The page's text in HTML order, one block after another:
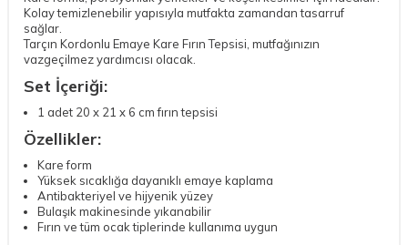
Kolay temizlenebilir yapısıyla mutfakta zamandan tasarruf
sağlar.
Tarçın Kordonlu Emaye Kare Fırın Tepsisi, mutfağınızın
vazgeçilmez yardımcısı olacak.
Set İçeriği:
1 adet 20 x 21 x 6 cm fırın tepsisi
Özellikler:
Kare form
Yüksek sıcaklığa dayanıklı emaye kaplama
Antibakteriyel ve hijyenik yüzey
Bulaşık makinesinde yıkanabilir
Fırın ve tüm ocak tiplerinde kullanıma uygun